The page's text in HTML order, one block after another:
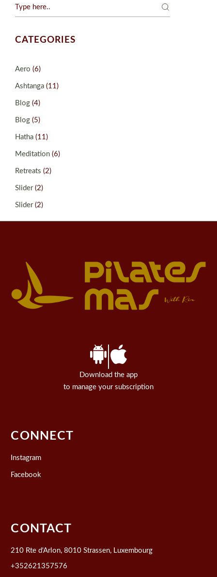
CATEGORIES
Aero (6)
Ashtanga (11)
Blog (4)
Blog (5)
Hatha (11)
Meditation (6)
Retreats (2)
Slider(2)
Slider(2)
Download the app
to manage your subscription
CONNECT
Instagram
Facebook
CONTACT
210 Rte d'Arlon, 8010 Strassen, Luxembourg
+352621357576